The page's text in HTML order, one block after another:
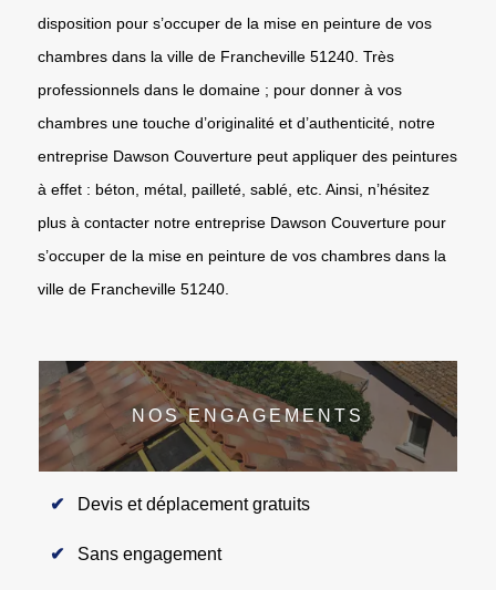
disposition pour s’occuper de la mise en peinture de vos
chambres dans la ville de Francheville 51240. Très
professionnels dans le domaine ; pour donner à vos
chambres une touche d’originalité et d’authenticité, notre
entreprise Dawson Couverture peut appliquer des peintures
à effet : béton, métal, pailleté, sablé, etc. Ainsi, n’hésitez
plus à contacter notre entreprise Dawson Couverture pour
s’occuper de la mise en peinture de vos chambres dans la
ville de Francheville 51240.
NOS ENGAGEMENTS
Devis et déplacement gratuits
Sans engagement